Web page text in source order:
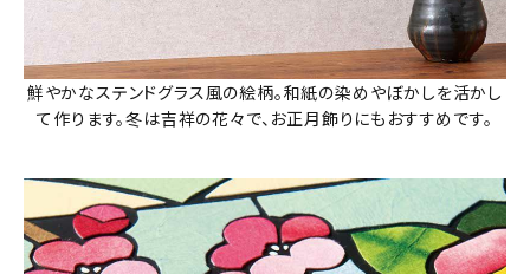
鮮やかなステンドグラス風の絵柄。和紙の染めやぼかしを活かし
て作ります。冬は吉祥の花々で、お正月飾りにもおすすめです。